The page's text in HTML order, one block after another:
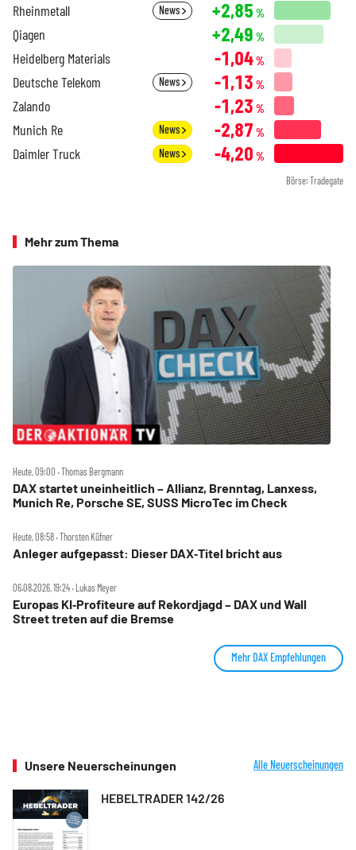
Rheinmetall News +2,85 %
Qiagen +2,49 %
Heidelberg Materials -1,04%
Deutsche Telekom News -1,13 %
Zalando -1,23 %
Munich Re News -2,87 %
Daimler Truck News -4,20 %
Börse: Tradegate
Mehr zum Thema
Heute, 09:00 ‧ Thomas Bergmann
DAX startet uneinheitlich – Allianz, Brenntag, Lanxess,
Munich Re, Porsche SE, SUSS MicroTec im Check
Heute, 08:58 ‧ Thorsten Küfner
Anleger aufgepasst: Dieser DAX‑Titel bricht aus
06.08.2026, 19:24 ‧ Lukas Meyer
Europas KI‑Profiteure auf Rekordjagd – DAX und Wall
Street treten auf die Bremse
Mehr DAX Empfehlungen
Unsere Neuerscheinungen Alle Neuerscheinungen
HEBELTRADER 142/26